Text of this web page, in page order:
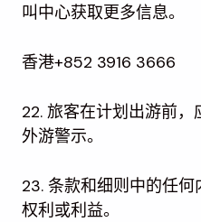
叫中心获取更多信息。
香港+852 3916 3666
22. 旅客在计划出游前
外游警示。
23. 条款和细则中的任
权利或利益。